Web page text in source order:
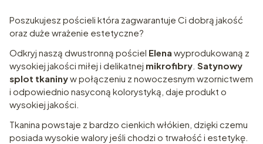
Poszukujesz pościeli która zagwarantuje Ci dobrą jakość
oraz duże wrażenie estetyczne?
Odkryj naszą dwustronną pościel Elena wyprodukowaną z
wysokiej jakości miłej i delikatnej mikrofibry Satynowy
splot tkaninyw połączeniu z nowoczesnym wzornictwem
i odpowiednio nasyconą kolorystyką, daje produkt o
wysokiej jakości.
Tkanina powstaje z bardzo cienkich włókien, dzięki czemu
posiada wysokie walory jeśli chodzi o trwałość i estetykę.